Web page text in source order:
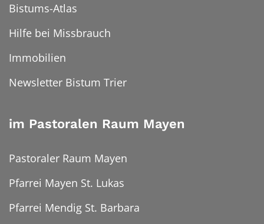
Bistums-Atlas
Hilfe bei Missbrauch
Immobilien
Newsletter Bistum Trier
im Pastoralen Raum Mayen
Pastoraler Raum Mayen
Pfarrei Mayen St. Lukas
Pfarrei Mendig St. Barbara